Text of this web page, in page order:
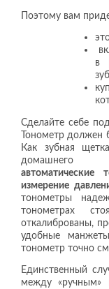
Поэтому вам
в
Сделайте себе
Тонометр должен
Как зубная
домашнего
измерение
тонометры
тонометрах
откалиброваны,
удобные
тонометр точно
Единственный
между «ручным»